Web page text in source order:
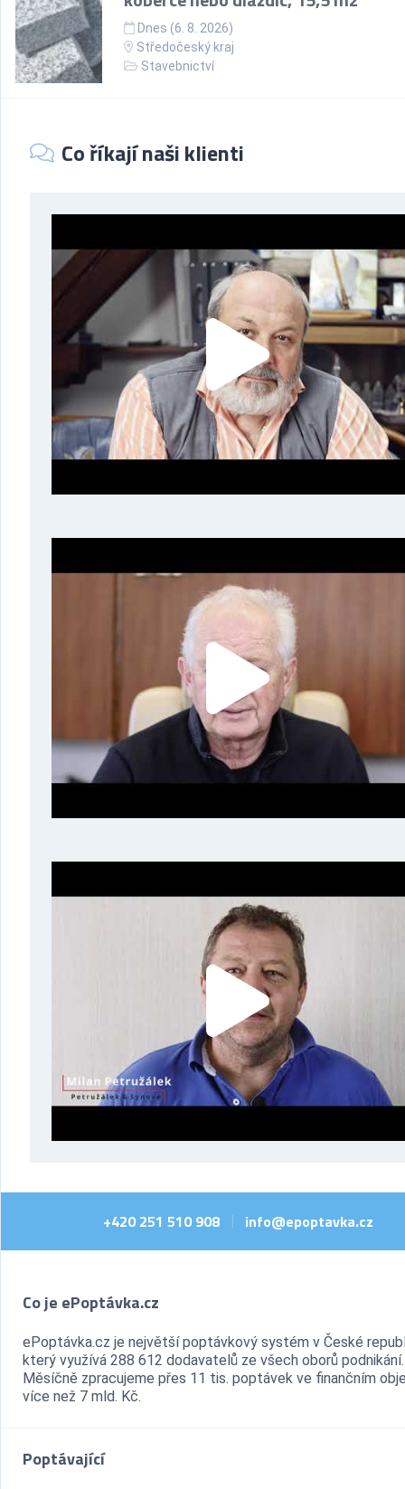
Dnes (6. 8. 2026)
Středočeský kraj
Stavebnictví
Co říkají naši klienti
+420 251 510 908 info@epoptavka.cz
Co je ePoptávka.cz
ePoptávka.cz je největší poptávkový systém v České
který využívá 288 612 dodavatelů ze všech oborů podnikání.
Měsíčně zpracujeme přes 11 tis. poptávek ve finančním
více než 7 mld. Kč.
Poptávající